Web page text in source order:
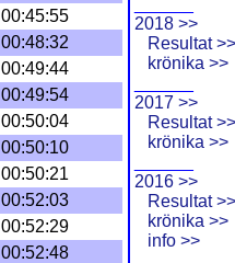
00:45:55
00:48:32
00:49:44
00:49:54
00:50:04
00:50:10
00:50:21
00:52:03
00:52:29
00:52:48
2018 >>
Resultat >>
krönika >>
2017 >>
Resultat >>
krönika >>
2016 >>
Resultat >>
krönika >>
info >>